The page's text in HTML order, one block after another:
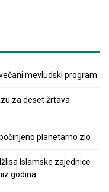
mevludski program
za deset žrtava
planetarno zlo
Islamske zajednice
godina